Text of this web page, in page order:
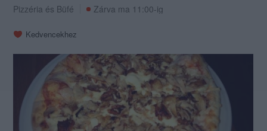
Pizzéria és Büfé Zárva ma 11:00-ig
Kedvencekhez